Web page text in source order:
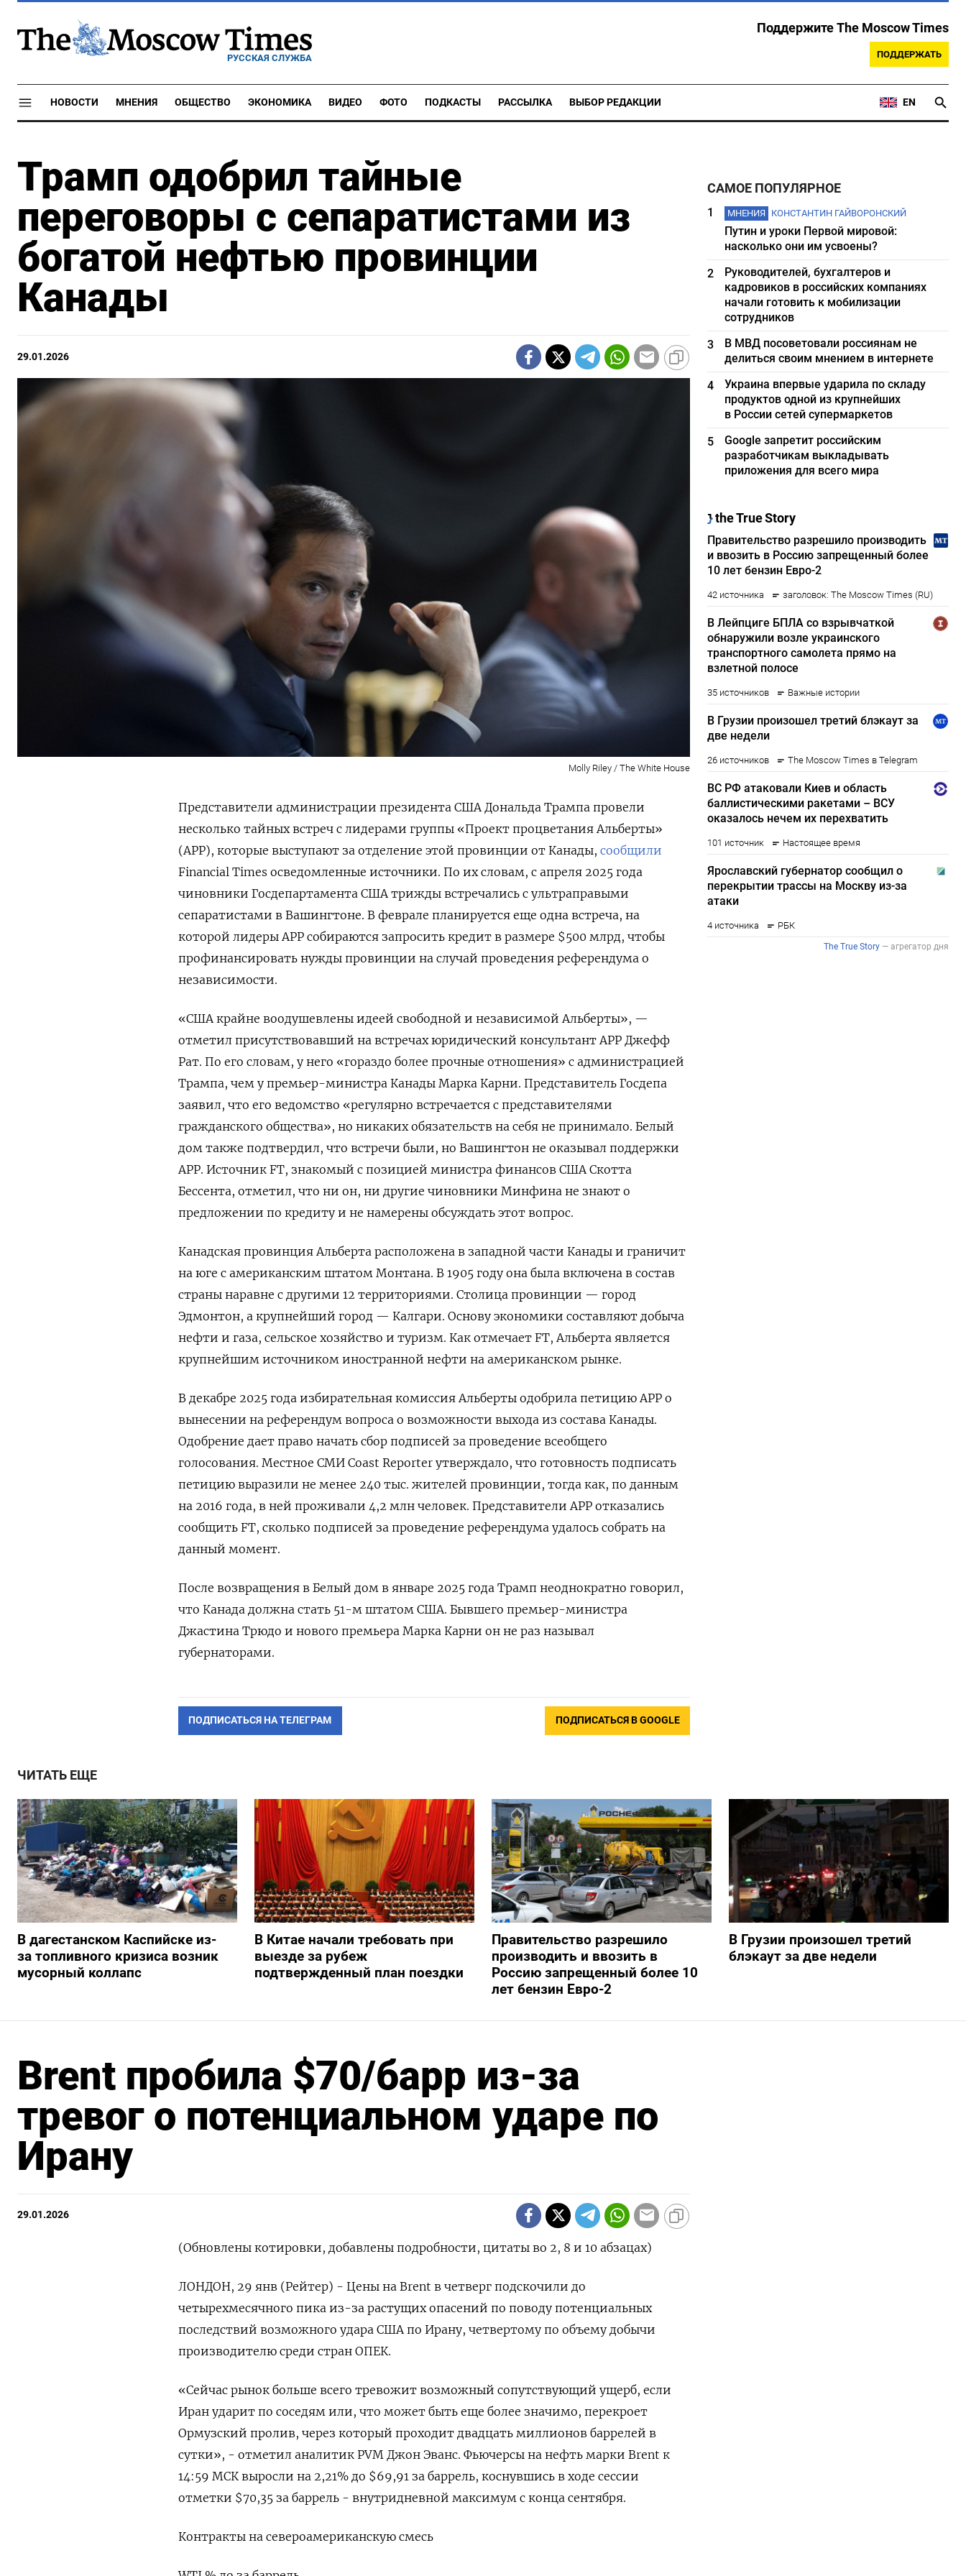
РУССКАЯ СЛУЖБА
Поддержите The Moscow Times
ПОДДЕРЖАТЬ
НОВОСТИ МНЕНИЯ ОБЩЕСТВО ЭКОНОМИКА ВИДЕО ФОТО ПОДКАСТЫ РАССЫЛКА ВЫБОР РЕДАКЦИИ EN
Трамп одобрил тайные
переговоры с сепаратистами из
богатой нефтью провинции
Канады
29.01.2026
Molly Riley / The White House
Представители администрации президента США Дональда Трампа провели
несколько тайных встреч с лидерами группы «Проект процветания Альберты»
(APP), которые выступают за отделение этой провинции от Канады, сообщили
Financial Times осведомленные источники. По их словам, с апреля 2025 года
чиновники Госдепартамента США трижды встречались с ультраправыми
сепаратистами в Вашингтоне. В феврале планируется еще одна встреча, на
которой лидеры APP собираются запросить кредит в размере $500 млрд, чтобы
профинансировать нужды провинции на случай проведения референдума о
независимости.
«США крайне воодушевлены идеей свободной и независимой Альберты», —
отметил присутствовавший на встречах юридический консультант АРР Джефф
Рат. По его словам, у него «гораздо более прочные отношения» с администрацией
Трампа, чем у премьер-министра Канады Марка Карни. Представитель Госдепа
заявил, что его ведомство «регулярно встречается с представителями
гражданского общества», но никаких обязательств на себя не принимало. Белый
дом также подтвердил, что встречи были, но Вашингтон не оказывал поддержки
АРР. Источник FT, знакомый с позицией министра финансов США Скотта
Бессента, отметил, что ни он, ни другие чиновники Минфина не знают о
предложении по кредиту и не намерены обсуждать этот вопрос.
Канадская провинция Альберта расположена в западной части Канады и граничит
на юге с американским штатом Монтана. В 1905 году она была включена в состав
страны наравне с другими 12 территориями. Столица провинции — город
Эдмонтон, а крупнейший город — Калгари. Основу экономики составляют добыча
нефти и газа, сельское хозяйство и туризм. Как отмечает FT, Альберта является
крупнейшим источником иностранной нефти на американском рынке.
В декабре 2025 года избирательная комиссия Альберты одобрила петицию APP о
вынесении на референдум вопроса о возможности выхода из состава Канады.
Одобрение дает право начать сбор подписей за проведение всеобщего
голосования. Местное СМИ Coast Reporter утверждало, что готовность подписать
петицию выразили не менее 240 тыс. жителей провинции, тогда как, по данным
на 2016 года, в ней проживали 4,2 млн человек. Представители АРР отказались
сообщить FT, сколько подписей за проведение референдума удалось собрать на
данный момент.
После возвращения в Белый дом в январе 2025 года Трамп неоднократно говорил,
что Канада должна стать 51-м штатом США. Бывшего премьер-министра
Джастина Трюдо и нового премьера Марка Карни он не раз называл
губернаторами.
ПОДПИСАТЬСЯ НА ТЕЛЕГРАМ ПОДПИСАТЬСЯ В GOOGLE
САМОЕ ПОПУЛЯРНОЕ
1 МНЕНИЯ КОНСТАНТИН ГАЙВОРОНСКИЙ
Путин и уроки Первой мировой:
насколько они им усвоены?
2
Руководителей, бухгалтеров и
кадровиков в российских компаниях
начали готовить к мобилизации
сотрудников
3
В МВД посоветовали россиянам не
делиться своим мнением в интернете
4
Украина впервые ударила по складу
продуктов одной из крупнейших
в России сетей супермаркетов
5
Google запретит российским
разработчикам выкладывать
приложения для всего мира
ЧИТАТЬ ЕЩЕ
В дагестанском Каспийске из-
за топливного кризиса возник
мусорный коллапс
В Китае начали требовать при
выезде за рубеж
подтвержденный план поездки
Правительство разрешило
производить и ввозить в
Россию запрещенный более 10
лет бензин Евро-2
В Грузии произошел третий
блэкаут за две недели
Brent пробила $70/барр из-за
тревог о потенциальном ударе по
Ирану
29.01.2026
(Обновлены котировки, добавлены подробности, цитаты во 2, 8 и 10 абзацах)
ЛОНДОН, 29 янв (Рейтер) - Цены на Brent в четверг подскочили до
четырехмесячного пика из-за растущих ⁠опасений по поводу потенциальных
последствий возможного удара США по Ирану, четвертому по объему добычи
производителю среди стран ОПЕК.
«Сейчас рынок больше всего тревожит возможный сопутствующий ущерб, ⁠если
Иран ударит по соседям ​или, что может быть еще ⁠более значимо, перекроет
Ормузский пролив, через который проходит двадцать миллионов баррелей в
сутки», - отметил аналитик ⁠PVM Джон Эванс. Фьючерсы на нефть марки Brent к
14:59 МСК выросли на 2,21% ‌до $69,91 за баррель, коснувшись в ходе сессии
отметки $70,‍35 за баррель - внутридневной максимум с конца сентября.
Контракты на североамериканскую ‌смесь